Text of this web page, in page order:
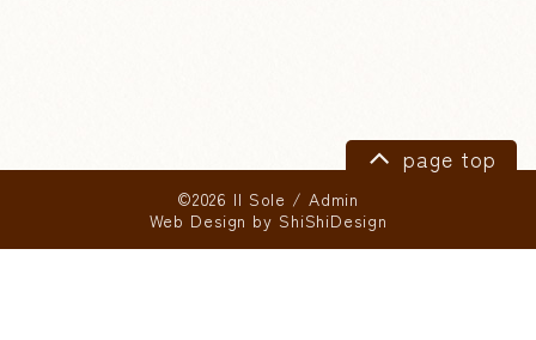
page top
©2026 Il Sole / Admin
Web Design by ShiShiDesign